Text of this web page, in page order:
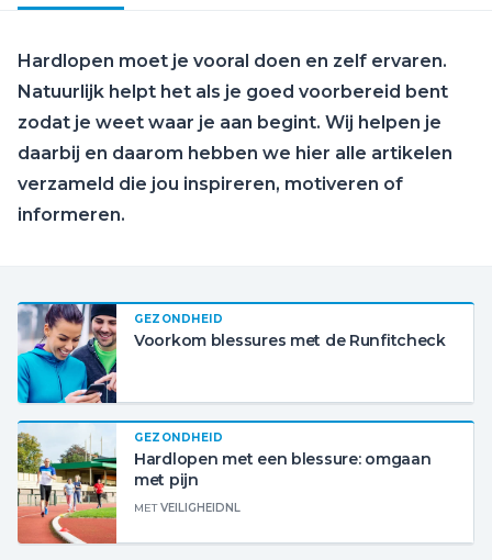
Hardlopen moet je vooral doen en zelf ervaren.
Natuurlijk helpt het als je goed voorbereid bent
zodat je weet waar je aan begint. Wij helpen je
daarbij en daarom hebben we hier alle artikelen
verzameld die jou inspireren, motiveren of
informeren.
GEZONDHEID
Voorkom blessures met de Runfitcheck
GEZONDHEID
Hardlopen met een blessure: omgaan
met pijn
METVEILIGHEIDNL